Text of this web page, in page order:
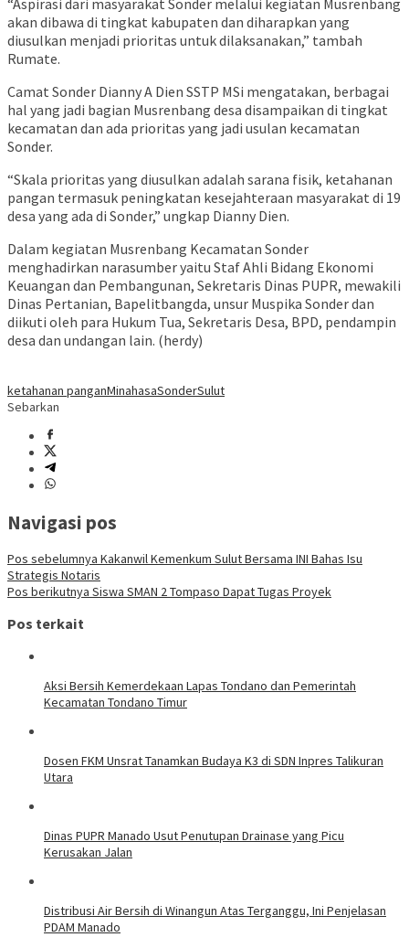
“Aspirasi dari masyarakat Sonder melalui kegiatan Musrenbang
akan dibawa di tingkat kabupaten dan diharapkan yang
diusulkan menjadi prioritas untuk dilaksanakan,” tambah
Rumate.
Camat Sonder Dianny A Dien SSTP MSi mengatakan, berbagai
hal yang jadi bagian Musrenbang desa disampaikan di tingkat
kecamatan dan ada prioritas yang jadi usulan kecamatan
Sonder.
“Skala prioritas yang diusulkan adalah sarana fisik, ketahanan
pangan termasuk peningkatan kesejahteraan masyarakat di 19
desa yang ada di Sonder,” ungkap Dianny Dien.
Dalam kegiatan Musrenbang Kecamatan Sonder
menghadirkan narasumber yaitu Staf Ahli Bidang Ekonomi
Keuangan dan Pembangunan, Sekretaris Dinas PUPR, mewakili
Dinas Pertanian, Bapelitbangda, unsur Muspika Sonder dan
diikuti oleh para Hukum Tua, Sekretaris Desa, BPD, pendampin
desa dan undangan lain. (herdy)
ketahanan panganMinahasaSonderSulut
Sebarkan
Navigasi pos
Pos sebelumnya Kakanwil Kemenkum Sulut Bersama INI Bahas Isu
Strategis Notaris
Pos berikutnya Siswa SMAN 2 Tompaso Dapat Tugas Proyek
Pos terkait
Aksi Bersih Kemerdekaan Lapas Tondano dan Pemerintah
Kecamatan Tondano Timur
Dosen FKM Unsrat Tanamkan Budaya K3 di SDN Inpres Talikuran
Utara
Dinas PUPR Manado Usut Penutupan Drainase yang Picu
Kerusakan Jalan
Distribusi Air Bersih di Winangun Atas Terganggu, Ini Penjelasan
PDAM Manado